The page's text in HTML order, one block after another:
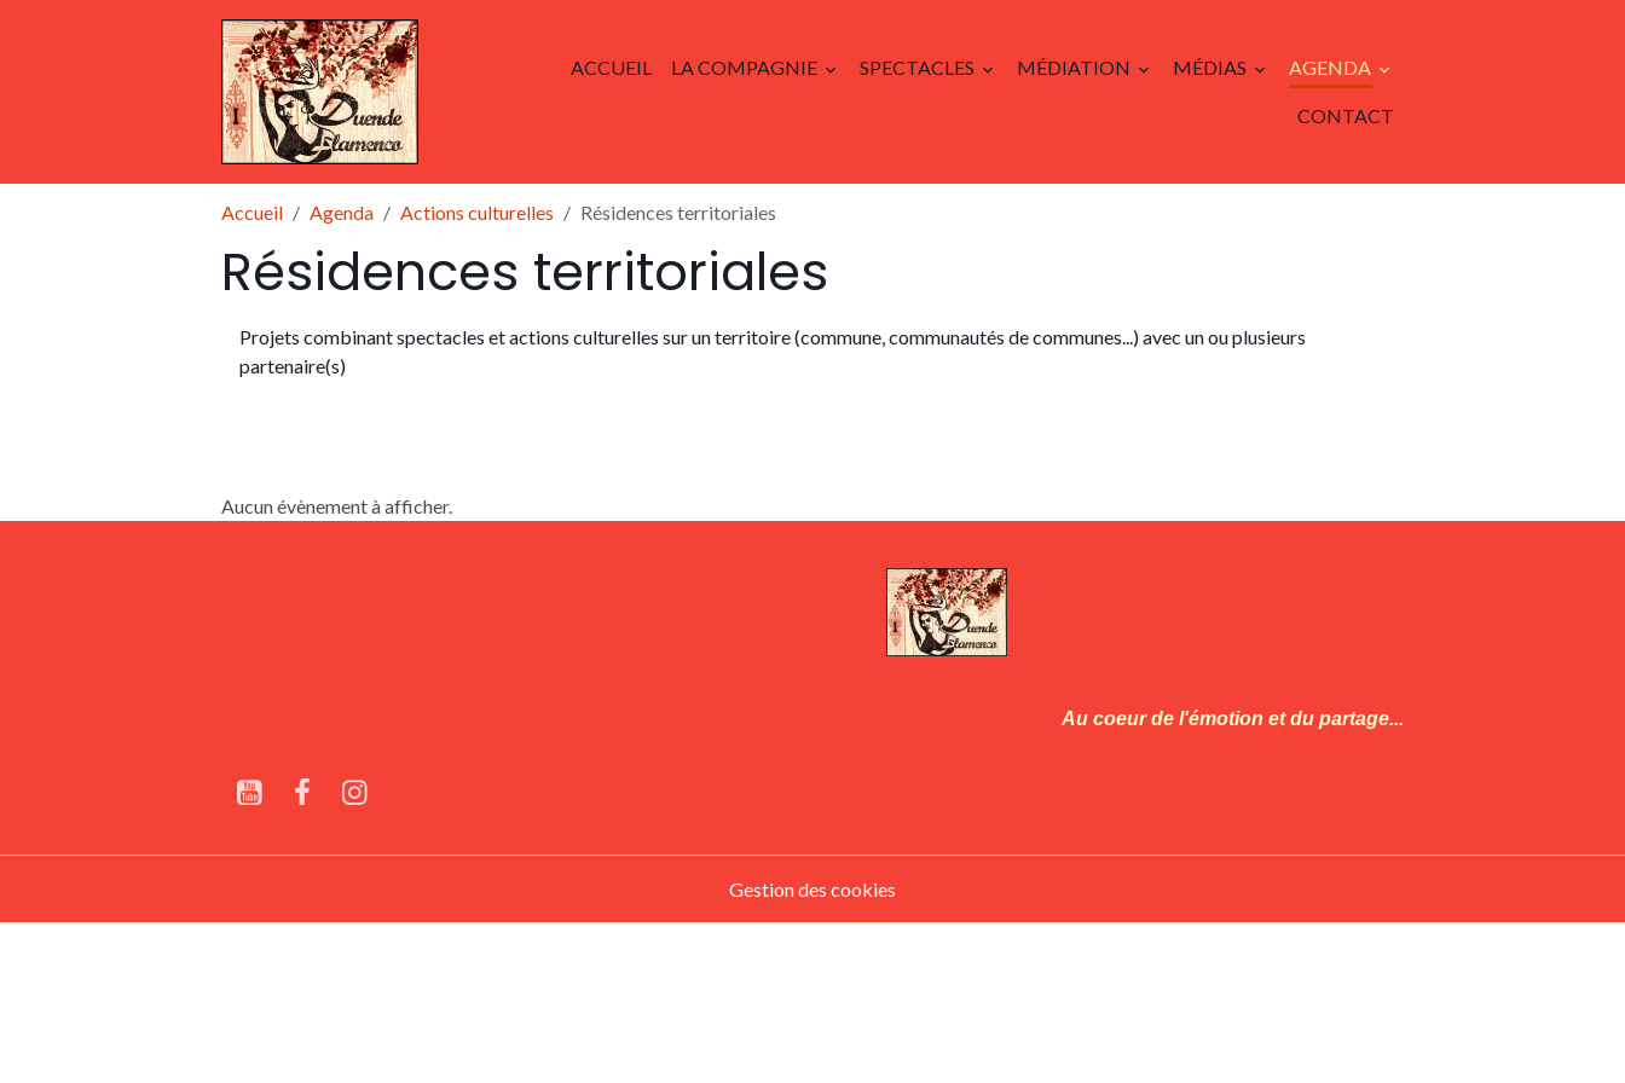
ACCUEIL LA COMPAGNIE SPECTACLES MÉDIATION MÉDIAS AGENDA
CONTACT
Accueil Agenda Actions culturelles Résidences territoriales
Résidences territoriales
Projets combinant spectacles et actions culturelles sur un territoire (commune, communautés de communes...) avec un ou plusieurs
partenaire(s)
Aucun évènement à afficher.
Au coeur de l'émotion et du partage...
Gestion des cookies